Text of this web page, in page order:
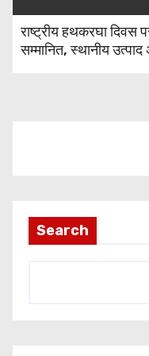
राष्ट्रीय हथकरघा
सम्मानित, स्थानीय
Search